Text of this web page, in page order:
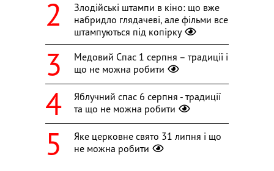
Злодійські штампи в кіно: що вже
набридло глядачеві, але фільми все
штампуються під копірку
Медовий Спас 1 серпня – традиції і
що не можна робити
Яблучний спас 6 серпня - традиції
та що не можна робити
Яке церковне свято 31 липня і що
не можна робити